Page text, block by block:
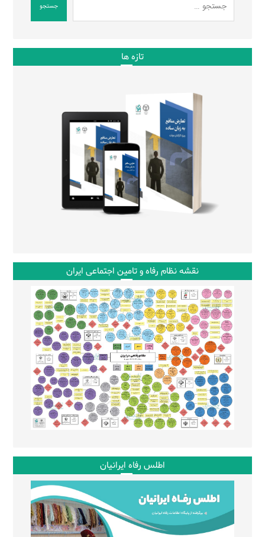
جستجو
تازه ها
نقشه نظام رفاه و تامین اجتماعی ایران
اطلس رفاه ایرانیان